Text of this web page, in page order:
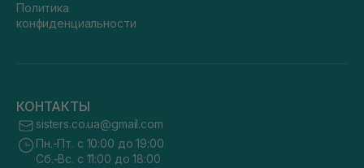
Политика
конфиденциальности
КОНТАКТЫ
sisters.co.ua@gmail.com
Пн.-Пт. с 10:00 до 19:00
Сб.-Вс. с 11:00 до 18:00